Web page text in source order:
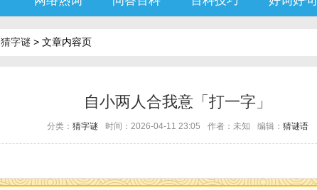
猜字谜 > 文章内容页
自小两人合我意「打一字」
分类： 猜字谜 时间：2026-04-11 23:05 作者：未知 编辑： 猜谜语